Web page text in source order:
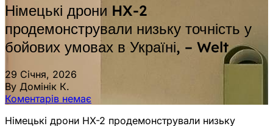
Німецькі дрони HX-2
продемонстрували низьку точність у
бойових умовах в Україні, – Welt
29 Січня, 2026
By Домінік К.
Коментарів немає
Німецькі дрони HX-2 продемонстрували низьку